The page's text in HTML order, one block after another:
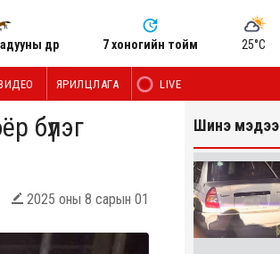
өдөр 7 хоногийн тойм 25°C
ЯРИЛЦЛАГА LIVE
бүлэг
 2025 оны 8 сарын 01
Шинэ мэдээ